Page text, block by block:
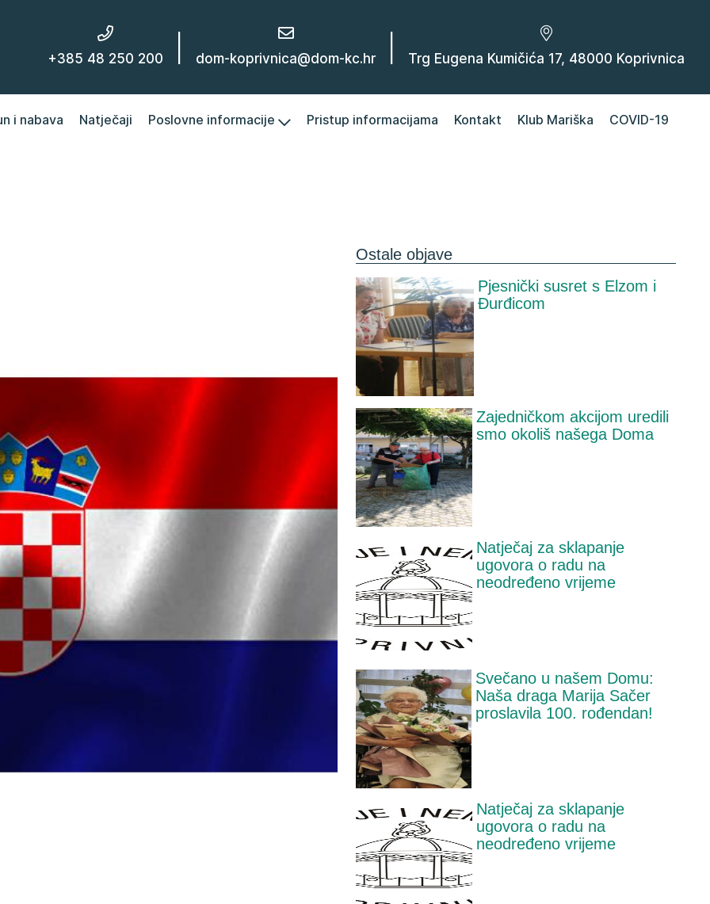
+385 48 250 200 dom-koprivnica@dom-kc.hr Trg Eugena Kumičića 17, 48000 Koprivnica
i nabava Natječaji Poslovne informacije Pristup informacijama Kontakt Klub Mariška COVID-19
Ostale objave
Pjesnički susret s Elzom i
Đurđicom
Zajedničkom akcijom uredili
smo okoliš našega Doma
Natječaj za sklapanje
ugovora o radu na
neodređeno vrijeme
Svečano u našem Domu:
Naša draga Marija Sačer
proslavila 100. rođendan!
Natječaj za sklapanje
ugovora o radu na
neodređeno vrijeme